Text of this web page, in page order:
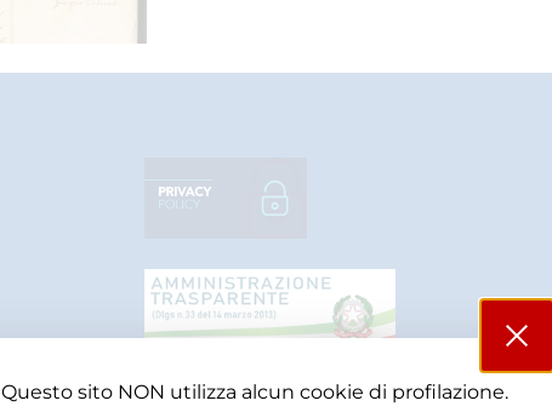
Questo sito NON utilizza alcun cookie di profilazione.